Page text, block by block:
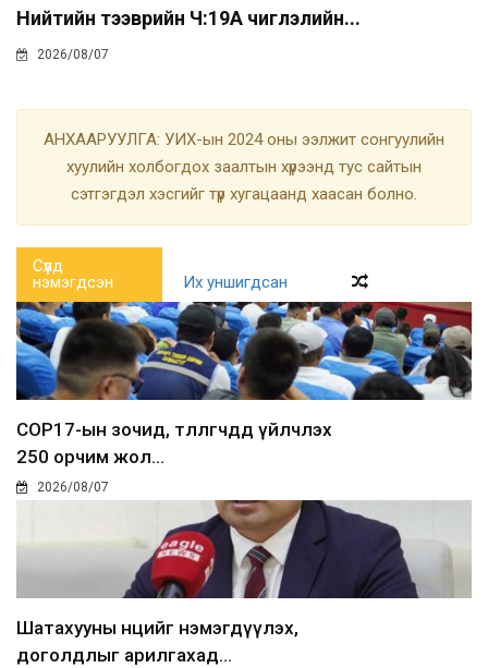
Нийтийн тээврийн Ч:19А чиглэлийн...
2026/08/07
АНХААРУУЛГА: УИХ-ын 2024 оны ээлжит сонгуулийн
хуулийн холбогдох заалтын хүрээнд тус сайтын
сэтгэгдэл хэсгийг түр хугацаанд хаасан болно.
Сүүлд
нэмэгдсэн
Их уншигдсан
COP17-ын зочид, төлөөлөгчдөд үйлчлэх
250 орчим жол...
2026/08/07
Шатахууны нөөцийг нэмэгдүүлэх,
доголдлыг арилгахад...